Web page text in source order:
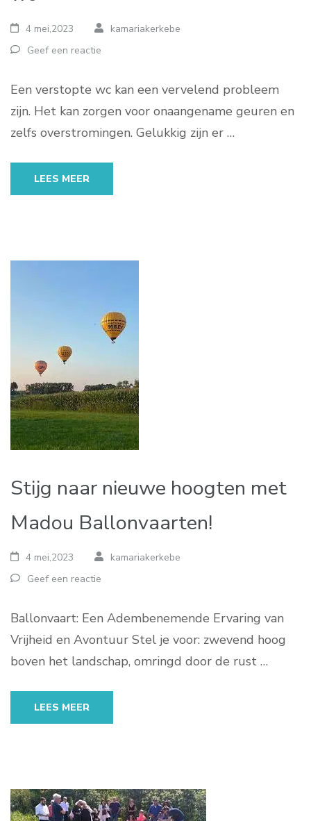
4 mei,2023
kamariakerkebe
Geef een reactie
Een verstopte wc kan een vervelend probleem
zijn. Het kan zorgen voor onaangename geuren en
zelfs overstromingen. Gelukkig zijn er …
LEES MEER
Stijg naar nieuwe hoogten met
Madou Ballonvaarten!
4 mei,2023
kamariakerkebe
Geef een reactie
Ballonvaart: Een Adembenemende Ervaring van
Vrijheid en Avontuur Stel je voor: zwevend hoog
boven het landschap, omringd door de rust …
LEES MEER